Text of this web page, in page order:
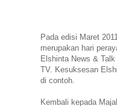
Pada edisi Maret
merupakan hari
Elshinta News &
TV. Kesuksesan
di contoh.
Kembali kepada